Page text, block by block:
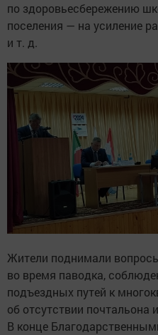
по здоровьесбережению
поселения — на усиление
и т. д.
Жители поднимали
во время паводка,
подъездных путей к
об отсутствии почтальона
В конце